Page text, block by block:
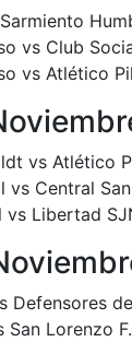
vs Club
vs Atlético
vs Atlético
vs Central
vs Libertad
Defensores
Lorenzo